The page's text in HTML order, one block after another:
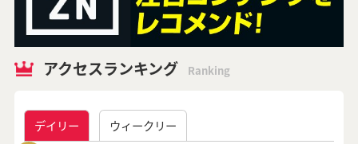
アクセスランキング Ranking
デイリー ウィークリー